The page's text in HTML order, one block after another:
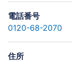
電話番号
0120-68-2070
住所